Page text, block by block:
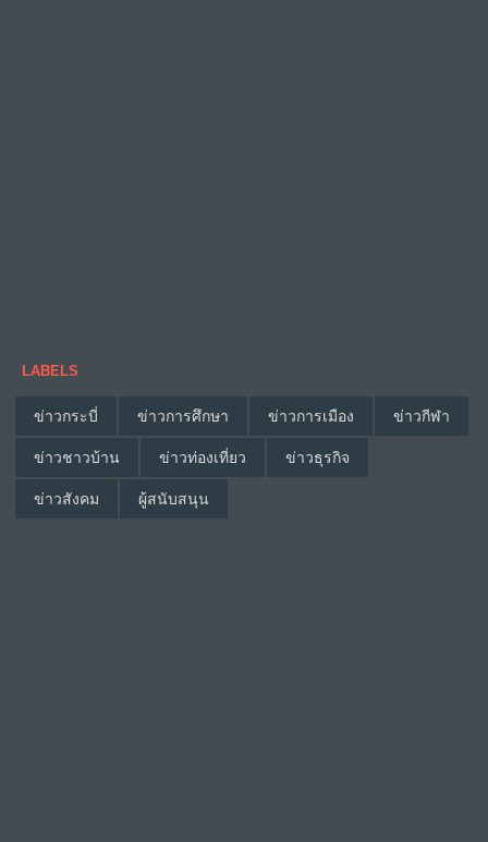
LABELS
ข่าวกระบี่ ข่าวการศึกษา ข่าวการเมือง ข่าวกีฬา
ข่าวชาวบ้าน ข่าวท่องเที่ยว ข่าวธุรกิจ
ข่าวสังคม ผู้สนับสนุน